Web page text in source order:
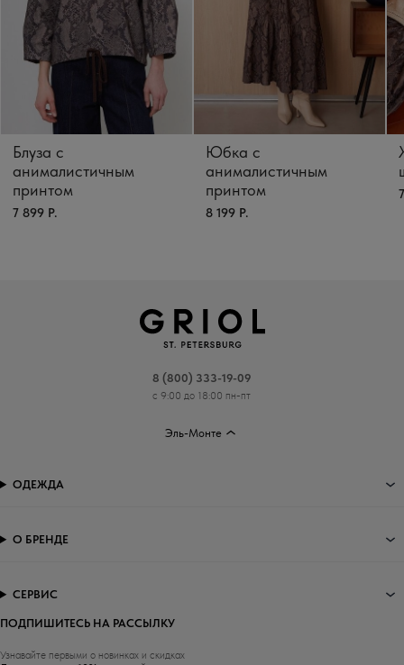
Блуза с
анималистичным
принтом
7 899 Р.
Юбка с
анималистичным
принтом
8 199 Р.
8 (800) 333-19-09
с 9:00 до 18:00 пн-пт
Эль-Монте
ПОДПИШИТЕСЬ НА РАССЫЛКУ
Узнавайте первыми о новинках и скидках
ОДЕЖДА
О БРЕНДЕ
СЕРВИС